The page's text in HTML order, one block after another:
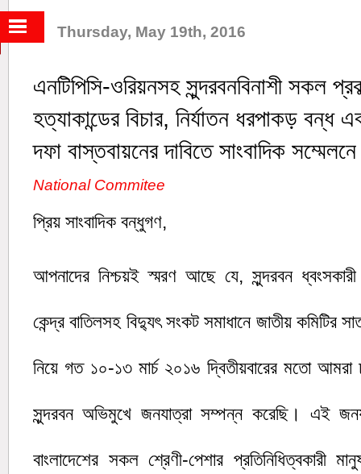
Thursday, May 19th, 2016
এনটিপিসি-ওরিয়নসহ সুন্দরবনবিনাশী সকল
হত্যাকান্ডের বিচার, নির্যাতন ধরপাকড় বন্ধ
দফা বাস্তবায়নের দাবিতে সাংবাদিক
National Commitee
প্রিয় সাংবাদিক বন্ধুগণ,
আপনাদের নিশ্চয়ই স্মরণ আছে যে, সুন্দরবন ধ্বংসকারী
কেন্দ্র বাতিলসহ বিদ্যুৎ সংকট সমাধানে জাতীয় কমিটির
নিয়ে গত ১০-১৩ মার্চ ২০১৬ দ্বিতীয়বারের মতো আমরা
সুন্দরবন অভিমুখে জনযাত্রা সম্পন্ন করেছি। এই
বাংলাদেশের সকল শ্রেণী-পেশার প্রতিনিধিত্বকারী